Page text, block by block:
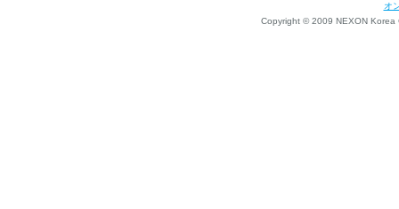
オ
Copyright © 2009 NEXON Korea